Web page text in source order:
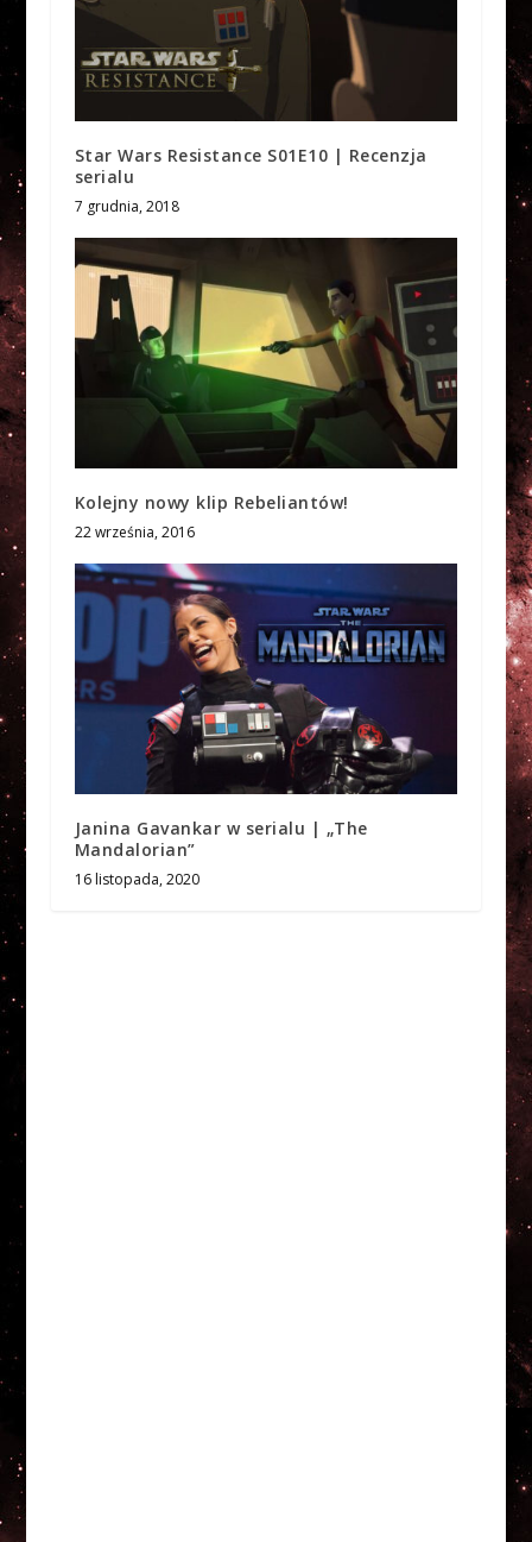
Star Wars Resistance S01E10 | Recenzja
serialu
7 grudnia, 2018
Kolejny nowy klip Rebeliantów!
22 września, 2016
Janina Gavankar w serialu | „The
Mandalorian”
16 listopada, 2020